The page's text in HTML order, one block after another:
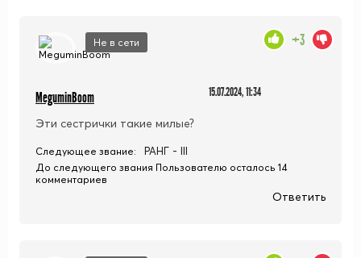
Не в сети
MeguminBoom 15.07.2024, 11:34
Эти сестрички такие милые?
+3
Следующее звание: РАНГ - III
До следующего звания Пользователю осталось 14
комментариев
Ответить